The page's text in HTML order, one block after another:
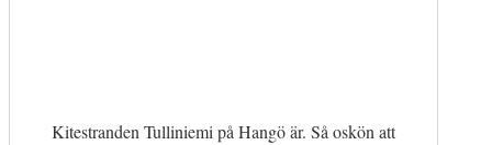
Kitestranden Tulliniemi på Hangö är. Så oskön att